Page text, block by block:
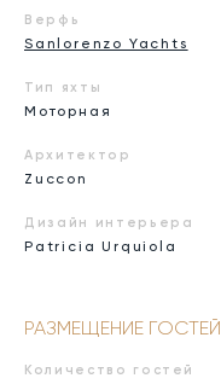
Верфь
Sanlorenzo Yachts
Тип яхты
Моторная
Архитектор
Zuccon
Дизайн интерьера
Patricia Urquiola
РАЗМЕЩЕНИЕ ГОСТЕЙ
Количество гостей